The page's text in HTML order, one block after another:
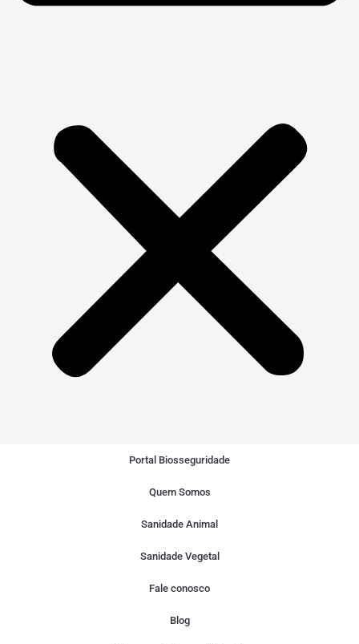
Portal Biosseguridade
Quem Somos
Sanidade Animal
Sanidade Vegetal
Fale conosco
Blog